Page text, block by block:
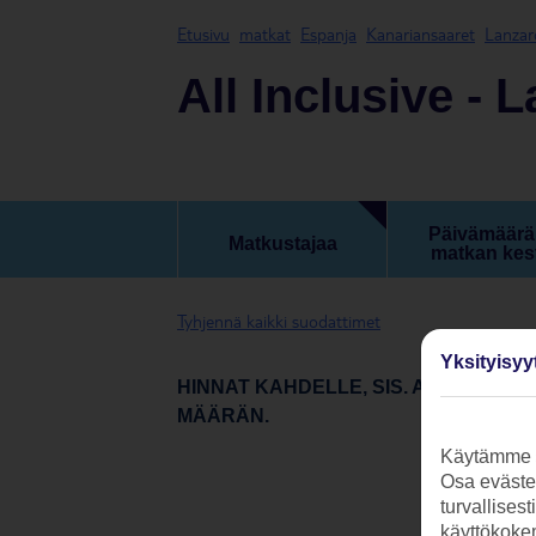
Etusivu matkat Espanja Kanariansaaret
All Inclusive -
Matkustajaa
matkan
Tyhjennä kaikki suodattimet
HINNAT KAHDELLE, SIS. ALL
MÄÄRÄN.
Osa